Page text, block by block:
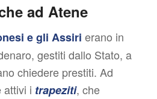
ad Atene
e gli Assiri erano in
gestiti dallo Stato, a
chiedere prestiti. Ad
attivi i trapeziti, che